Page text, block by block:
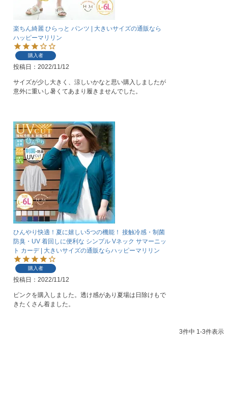
楽ちん綺麗 ひらっと パンツ | 大きいサイズの通販なら
ハッピーマリリン
購入者
投稿日 2022/11/12
サイズが少し大きく、涼しいかなと思い購入しましたが
意外に重いし暑くてあまり履きませんでした。
ひんやり快適！夏に嬉しい5つの機能！ 接触冷感・制菌
防臭・UV 着回しに便利な シンプル Vネック サマーニッ
ト カーデ | 大きいサイズの通販ならハッピーマリリン
購入者
投稿日 2022/11/12
ピンクを購入しました。透け感があり夏場は日除けもで
きたくさん着ました。
3件中 1-3件表示